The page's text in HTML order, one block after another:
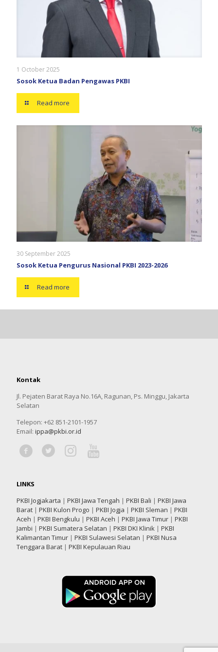
1 October 2025
Sosok Ketua Badan Pengawas PKBI
Read more
30 September 2025
Sosok Ketua Pengurus Nasional PKBI 2023-2026
Read more
Kontak
Jl. Pejaten Barat Raya No.16A, Ragunan, Ps. Minggu, Jakarta
Selatan
Telepon: +62 851-2101-1957
Email: ippa@pkbi.or.id
LINKS
PKBI Jogjakarta | PKBI Jawa Tengah | PKBI Bali | PKBI Jawa
Barat| PKBI Kulon Progo | PKBI Jogja | PKBI Sleman | PKBI
Aceh | PKBI Bengkulu | PKBI Aceh | PKBI Jawa Timur| PKBI
Jambi | PKBI Sumatera Selatan | PKBI DKI Klinik| PKBI
Kalimantan Timur| PKBI Sulawesi Selatan | PKBI Nusa
Tenggara Barat| PKBI Kepulauan Riau